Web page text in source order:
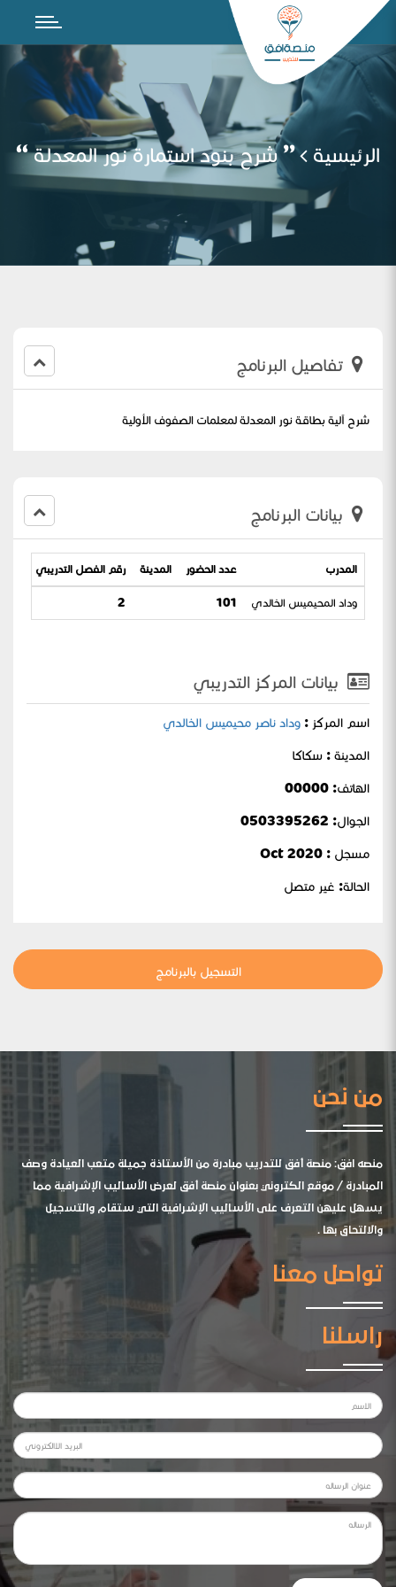
الرئيسية ” شرح بنود استمارة نور المعدلة “
تفاصيل البرنامج
شرح آلية بطاقة نور المعدلة لمعلمات الصفوف الأولية
بيانات البرنامج
المدرب عدد الحضور المدينة رقم الفصل التدريبي
وداد المحيميس الخالدي 101
2
بيانات المركز التدريبي
اسم المركز : وداد ناصر محيميس الخالدي
المدينة : سكاكا
الهاتف: 00000
الجوال:
مسجل : Oct 2020
الحالة: غير متصل
التسجيل بالبرنامج
من نحن
منصه افق: منصة أفق للتدريب مبادرة من الأستاذة جميلة متعب العيادة وصف
المبادرة / موقع الكتروني بعنوان منصة أفق لعرض الأساليب الإشرافية مما
يسهل عليهن التعرف على الأساليب الإشرافية التي ستقام والتسجيل
والالتحاق بها .
تواصل معنا
راسلنا